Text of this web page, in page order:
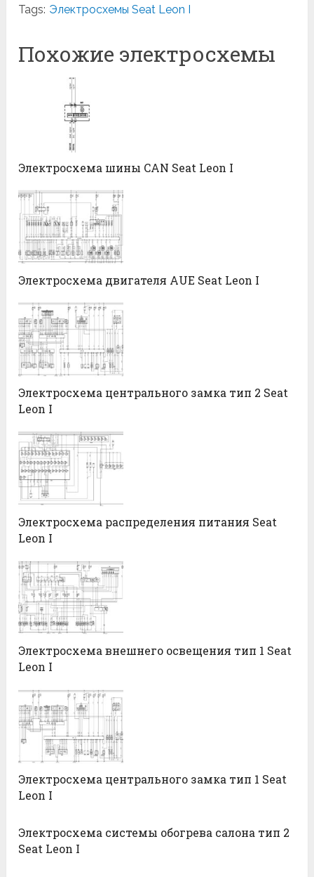
Tags: Электросхемы Seat Leon I
Похожие электросхемы
Электросхема шины CAN Seat Leon I
Электросхема двигателя AUE Seat Leon I
Электросхема центрального замка тип 2 Seat
Leon I
Электросхема распределения питания Seat
Leon I
Электросхема внешнего освещения тип 1 Seat
Leon I
Электросхема центрального замка тип 1 Seat
Leon I
Электросхема системы обогрева салона тип 2
Seat Leon I